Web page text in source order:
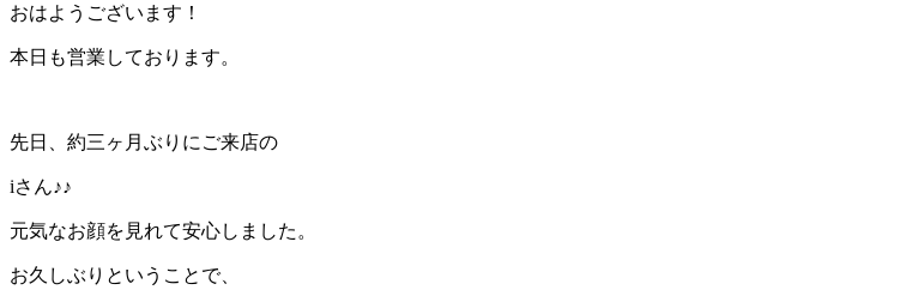
おはようございます！
本日も営業しております。
先日、約三ヶ月ぶりにご来店の
iさん♪♪
元気なお顔を見れて安心しました。
お久しぶりということで、